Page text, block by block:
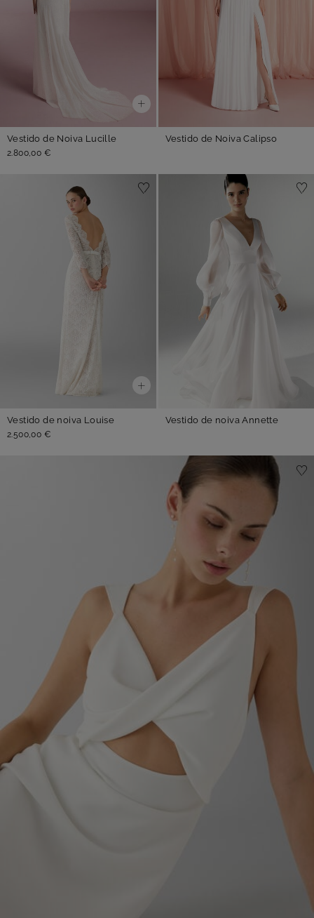
Vestido de Noiva Lucille
2.800,00 €
Vestido de Noiva Calipso
Vestido de noiva Louise
2.500,00 €
Vestido de noiva Annette